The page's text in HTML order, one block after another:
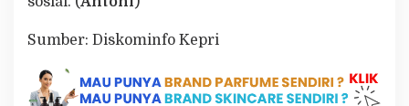
Sumber: Diskominfo Kepri